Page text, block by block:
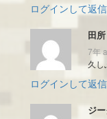
ログインして返
田
7年
久し
ログインして返
ジ